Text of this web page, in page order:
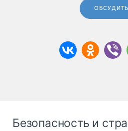
ОБСУДИТЬ
Безопасность и